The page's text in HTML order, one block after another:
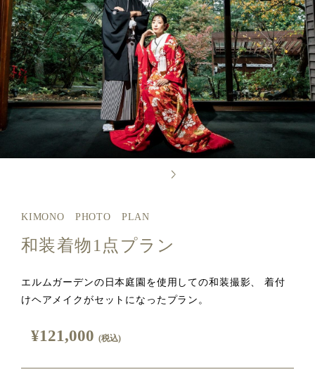
KIMONO PHOTO PLAN
和装着物1点プラン
エルムガーデンの日本庭園を使用しての和装撮影、 着付
けヘアメイクがセットになったプラン。
¥121,000 (税込)